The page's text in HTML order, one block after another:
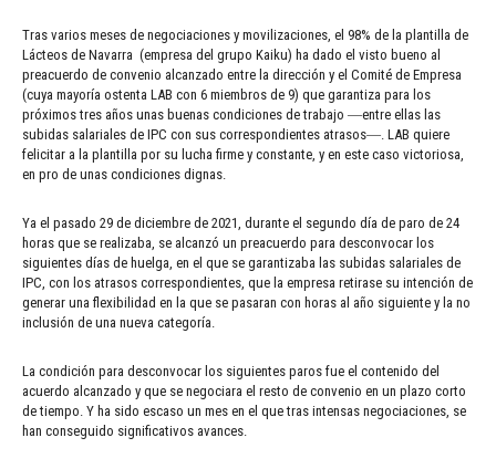
Tras varios meses de negociaciones y movilizaciones, el 98% de la plantilla de
Lácteos de Navarra (empresa del grupo Kaiku) ha dado el visto bueno al
preacuerdo de convenio alcanzado entre la dirección y el Comité de Empresa
(cuya mayoría ostenta LAB con 6 miembros de 9) que garantiza para los
próximos tres años unas buenas condiciones de trabajo ―entre ellas las
subidas salariales de IPC con sus correspondientes atrasos―. LAB quiere
felicitar a la plantilla por su lucha firme y constante, y en este caso victoriosa,
en pro de unas condiciones dignas.
Ya el pasado 29 de diciembre de 2021, durante el segundo día de paro de 24
horas que se realizaba, se alcanzó un preacuerdo para desconvocar los
siguientes días de huelga, en el que se garantizaba las subidas salariales de
IPC, con los atrasos correspondientes, que la empresa retirase su intención de
generar una flexibilidad en la que se pasaran con horas al año siguiente y la no
inclusión de una nueva categoría.
La condición para desconvocar los siguientes paros fue el contenido del
acuerdo alcanzado y que se negociara el resto de convenio en un plazo corto
de tiempo. Y ha sido escaso un mes en el que tras intensas negociaciones, se
han conseguido significativos avances.